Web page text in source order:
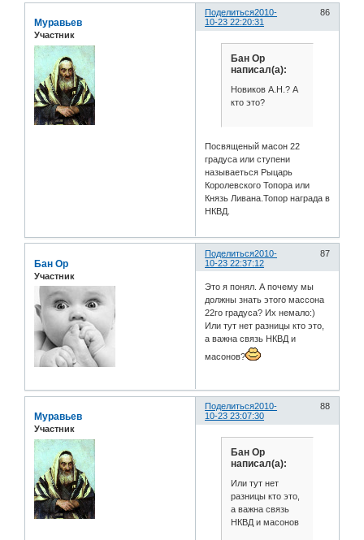
Поделиться 86
2010-
10-23 22:20:31
Муравьев
Участник
Бан Ор
написал(а):
Новиков А.Н.? А
кто это?
Посвященый масон 22
градуса или ступени
называеться Рыцарь
Королевского Топора или
Князь Ливана.Топор награда в
НКВД.
Поделиться 87
2010-
10-23 22:37:12
Бан Ор
Участник
Это я понял. А почему мы
должны знать этого массона
22го градуса? Их немало:)
Или тут нет разницы кто это,
а важна связь НКВД и
масонов?
Поделиться 88
2010-
10-23 23:07:30
Муравьев
Участник
Бан Ор
написал(а):
Или тут нет
разницы кто это,
а важна связь
НКВД и масонов